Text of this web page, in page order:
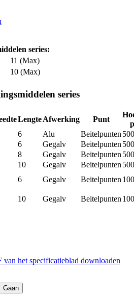
series:
11 (Max)
10 (Max)
series
LengteAfwerking Punt
6 Alu Beitelpunten
6 Gegalv Beitelpunten
8 Gegalv Beitelpunten
10 Gegalv Beitelpunten
6 Gegalv Beitelpunten
10 Gegalv Beitelpunten
het specificatieblad downloaden
Gaan